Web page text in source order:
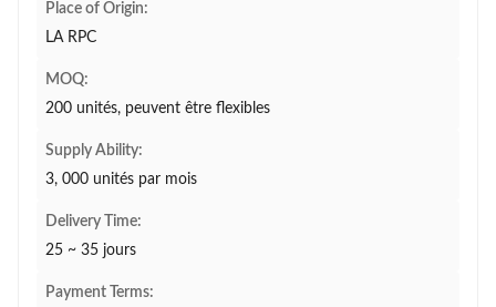
Place of Origin:
LA RPC
MOQ:
200 unités, peuvent être flexibles
Supply Ability:
3, 000 unités par mois
Delivery Time:
25 ~ 35 jours
Payment Terms: